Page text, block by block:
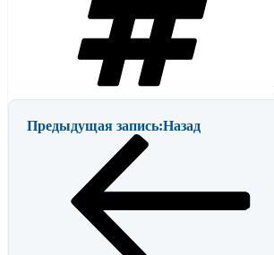
Предыдущая запись:Назад